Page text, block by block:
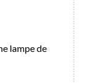
lampe de